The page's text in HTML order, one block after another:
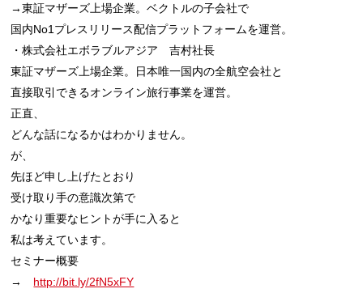
→東証マザーズ上場企業。ベクトルの子会社で
国内No1プレスリリース配信プラットフォームを運営。
・株式会社エボラブルアジア　吉村社長
東証マザーズ上場企業。日本唯一国内の全航空会社と
直接取引できるオンライン旅行事業を運営。
正直、
どんな話になるかはわかりません。
が、
先ほど申し上げたとおり
受け取り手の意識次第で
かなり重要なヒントが手に入ると
私は考えています。
セミナー概要
→ http://bit.ly/2fN5xFY